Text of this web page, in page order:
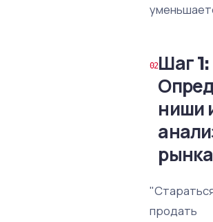
Шаг 1:
ниши
рынка
продать